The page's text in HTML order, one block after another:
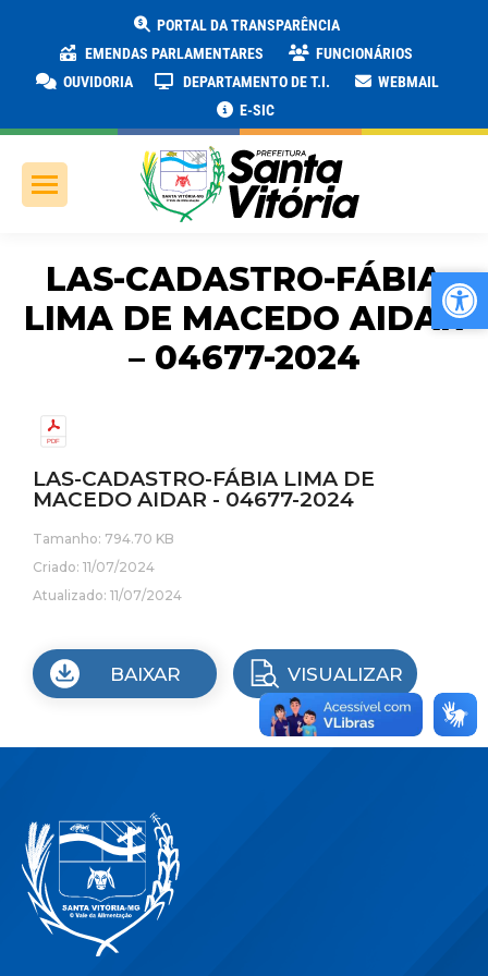
PORTAL DA TRANSPARÊNCIA
EMENDAS PARLAMENTARES
FUNCIONÁRIOS
OUVIDORIA
DEPARTAMENTO DE T.I.
WEBMAIL
E-SIC
LAS-CADASTRO-FÁBIA
LIMA DE MACEDO AIDAR
– 04677-2024
LAS-CADASTRO-FÁBIA LIMA DE
MACEDO AIDAR - 04677-2024
Tamanho: 794.70 KB
Criado: 11/07/2024
Atualizado: 11/07/2024
BAIXAR VISUALIZAR